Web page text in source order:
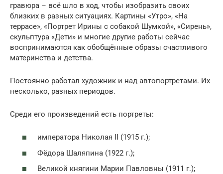
гравюра – всё шло в ход, чтобы изобразить своих
близких в разных ситуациях. Картины «Утро», «На
террасе», «Портрет Ирины с собакой Шумкой», «Сирень»,
скульптура «Дети» и многие другие работы сейчас
воспринимаются как обобщённые образы счастливого
материнства и детства.
Постоянно работал художник и над автопортретами. Их
несколько, разных периодов.
Среди его произведений есть портреты:
императора Николая II (1915 г.);
Фёдора Шаляпина (1922 г.);
Великой княгини Марии Павловны (1911 г.);